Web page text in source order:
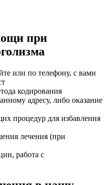
при
или по телефону, с вами
кодирования
адресу, либо оказание
процедур для избавления
лечения (при
работа с